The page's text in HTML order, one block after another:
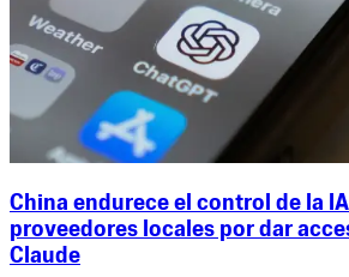
China endurece el control de la
proveedores locales por dar
Claude